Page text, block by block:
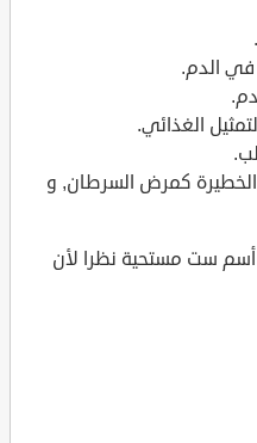
الدم.
الغذائي.
الخطيرة كمرض السرطان, و
ست مستحية نظرا لأن